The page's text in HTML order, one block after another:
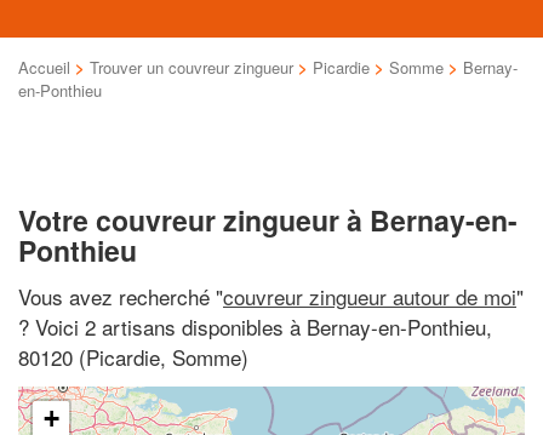
Accueil > Trouver un couvreur zingueur > Picardie > Somme > Bernay-
en-Ponthieu
Votre couvreur zingueur à Bernay-en-
Ponthieu
Vous avez recherché "couvreur zingueur autour de moi"
? Voici 2 artisans disponibles à Bernay-en-Ponthieu,
80120 (Picardie, Somme)
+